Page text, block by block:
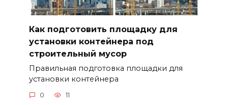
Как подготовить площадку для
установки контейнера под
строительный мусор
Правильная подготовка площадки для
установки контейнера
0 11